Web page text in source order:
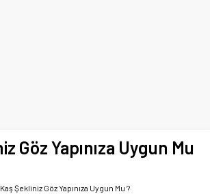
Göz Yapınıza Uygun Mu
Kaş Şekliniz Göz Yapınıza Uygun Mu ?